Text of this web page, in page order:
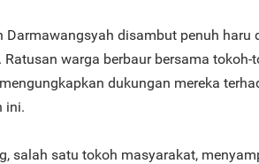
Darmawangsyah disambut penuh
Ratusan warga berbaur bersama
dukungan mereka
ini.
salah satu tokoh masyarakat,